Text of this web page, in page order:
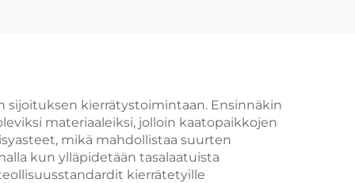
kierrätystoimintaan. Ensinnäkin
materiaaleiksi, jolloin kaatopaikkojen
mikä mahdollistaa suurten
kun ylläpidetään tasalaatuista
kierrätetyille